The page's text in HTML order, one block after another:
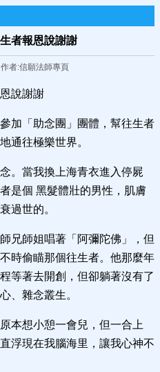
者報恩說謝謝
者:信願法師專頁
說謝謝
加「助念團」團體，幫往生者
通往極樂世界。
。當我換上海青衣進入停屍
是個 黑髮體壯的男性，肌膚
過世的。
兄師姐唱著「阿彌陀佛」，但
時偷瞄那個往生者。他那麼年
等著去開創，但卻躺著沒有了
、雜念叢生。
本想小憩一會兒，但一合上
浮現在我腦海里，讓我心神不